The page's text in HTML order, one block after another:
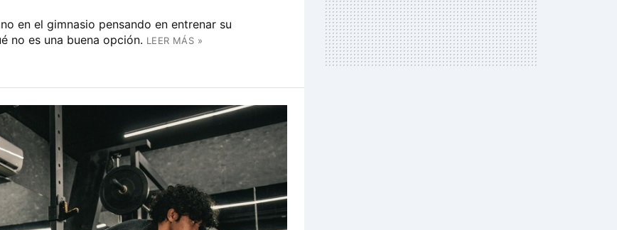
en el gimnasio pensando en entrenar su
no es una buena opción. LEER MÁS »